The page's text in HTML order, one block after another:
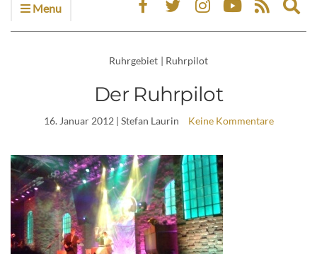
Menu
Ruhrgebiet | Ruhrpilot
Der Ruhrpilot
16. Januar 2012| Stefan Laurin Keine Kommentare